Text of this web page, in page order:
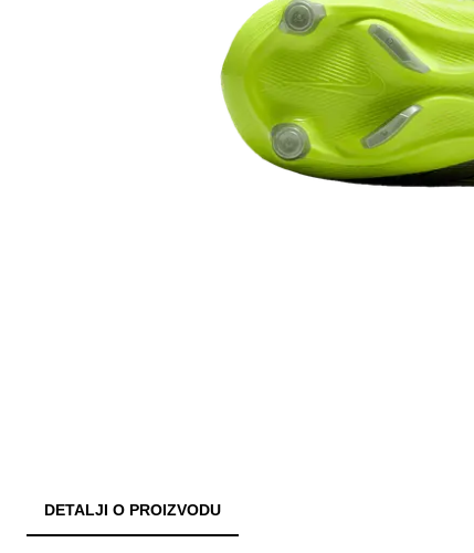
DETALJI O PROIZVODU